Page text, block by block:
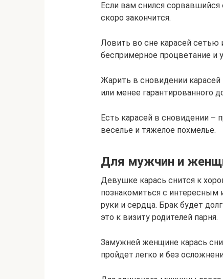
Если вам снился сорвавшийся
скоро закончится.
Ловить во сне карасей сетью
беспримерное процветание и
Жарить в сновидении карасей
или менее гарантированного
Есть карасей в сновидении –
веселье и тяжелое похмелье.
Для мужчин и
Девушке карась снится к
познакомиться с интересным
руки и сердца. Брак будет
это к визиту родителей парня.
Замужней женщине карась
пройдет легко и без